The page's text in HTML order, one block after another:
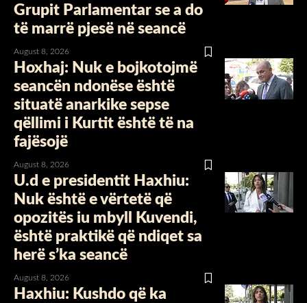
Grupit Parlamentar se a do
të marrë pjesë në seancë
August 8, 2026
Hoxhaj: Nuk e bojkotojmë
seancën ndonëse është
situatë anarkike sepse
qëllimi i Kurtit është të na
fajësojë
August 8, 2026
U.d e presidentit Haxhiu:
Nuk është e vërtetë që
opozitës iu mbyll Kuvendi,
është praktikë që ndiqet sa
herë s’ka seancë
August 8, 2026
Haxhiu: Kushdo që ka